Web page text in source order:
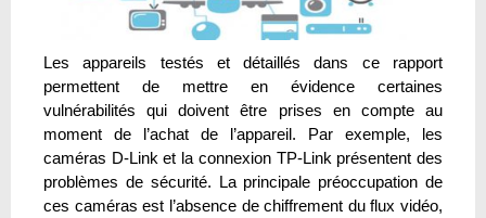
Les appareils testés et détaillés dans ce rapport
permettent de mettre en évidence certaines
vulnérabilités qui doivent être prises en compte au
moment de l’achat de l’appareil. Par exemple, les
caméras D-Link et la connexion TP-Link présentent des
problèmes de sécurité. La principale préoccupation de
ces caméras est l’absence de chiffrement du flux vidéo,